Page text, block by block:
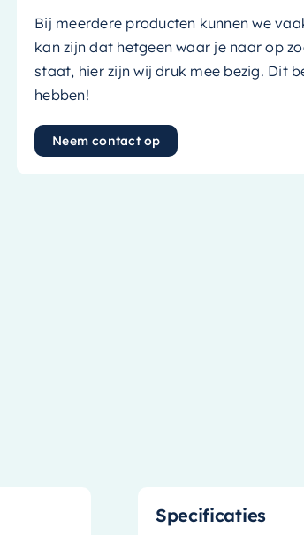
Bij meerdere producten kunnen we
kan zijn dat hetgeen waar je naar op
staat, hier zijn wij druk mee bezig. Dit
hebben!
Neem contact op
Specificaties